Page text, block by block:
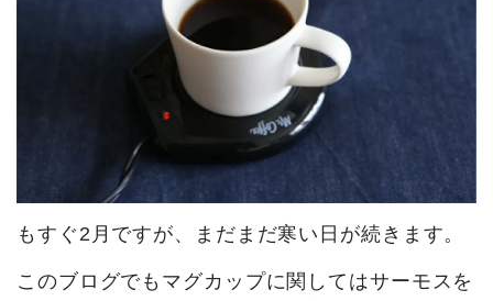
もすぐ2月ですが、まだまだ寒い日が続きます。
このブログでもマグカップに関してはサーモスを